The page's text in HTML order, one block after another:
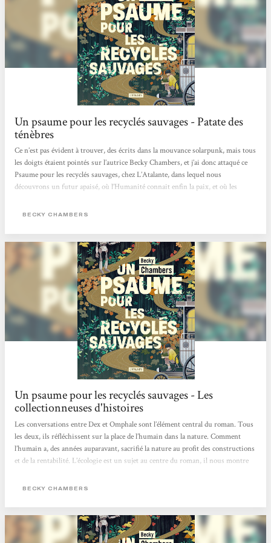
Un psaume pour les recyclés sauvages - Patate des
ténèbres
Ce n’est pas évident à trouver, des écrits dans la mouvance solarpunk, mais tous
les doigts étaient pointés sur l’autrice Becky Chambers, et j’ai donc attaqué ce
Psaume pour les recyclés sauvages, chez L’Atalante, dans lequel nous
découvrons un futur apaisé, où l’Humanité connait enfin la paix, et où les
une pluie de missiles sur leurs créateurs, mais plutôt à se retirer, jusqu’à
BECKY CHAMBERS
Un psaume pour les recyclés sauvages - Les
collectionneuses d'histoires
Les conversations entre Dex et Omphale sont l’élément central du roman. Tous
les deux, ils réfléchissent sur la place de l’humain dans la nature. Comment
l’humain a, des années auparavant, sacrifié la nature au profit des constructions
et de la rentabilité. L’écologie est un sujet au centre du roman, il nous montre
ils la respectent et vivent en harmonie avec elle.Un autre point qui revient dans
besoin d’objectifs, d’un but pour...
BECKY CHAMBERS